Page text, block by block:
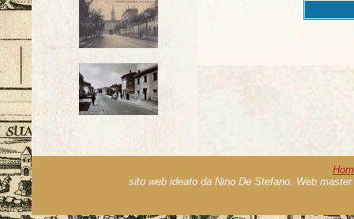
sito web ideato da Nino De Stefano. Web